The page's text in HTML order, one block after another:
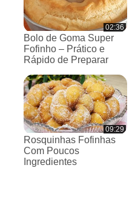
02:36
Bolo de Goma Super
Fofinho – Prático e
Rápido de Preparar
09:29
Rosquinhas Fofinhas
Com Poucos
Ingredientes